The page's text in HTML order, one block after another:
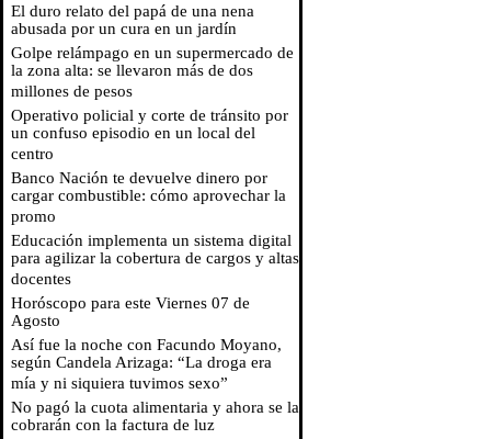
El duro relato del papá de una nena
abusada por un cura en un jardín
Golpe relámpago en un supermercado de
la zona alta: se llevaron más de dos
millones de pesos
Operativo policial y corte de tránsito por
un confuso episodio en un local del
centro
Banco Nación te devuelve dinero por
cargar combustible: cómo aprovechar la
promo
Educación implementa un sistema digital
para agilizar la cobertura de cargos y altas
docentes
Horóscopo para este Viernes 07 de
Agosto
Así fue la noche con Facundo Moyano,
según Candela Arizaga: “La droga era
mía y ni siquiera tuvimos sexo”
No pagó la cuota alimentaria y ahora se la
cobrarán con la factura de luz